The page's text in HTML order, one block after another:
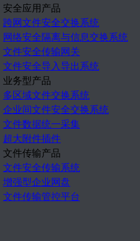
安全应用产品
跨网文件安全交换系统
网络安全隔离与信息交换系统
文件安全传输网关
文件安全导入导出系统
业务型产品
多区域文件交换系统
企业间文件安全交换系统
文件数据统一采集
超大附件插件
文件传输产品
文件安全传输系统
增强型企业网盘
文件传输管控平台